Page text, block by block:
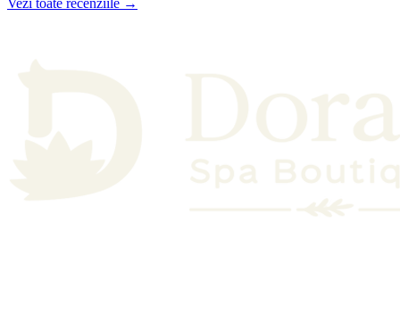
Vezi toate recenziile →